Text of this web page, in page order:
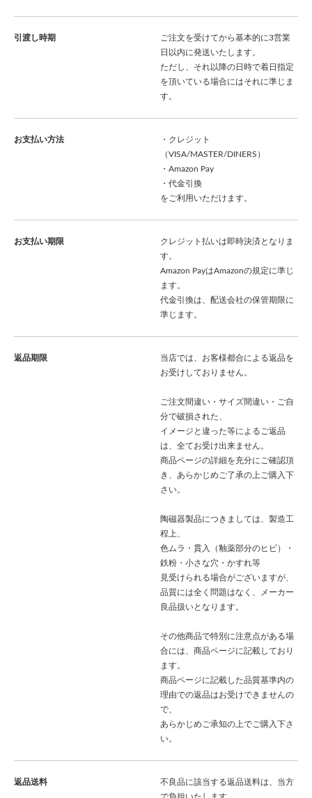
引渡し時期
ご注文を受けてから基本的に3営業
日以内に発送いたします。
ただし、それ以降の日時で着日指定
を頂いている場合にはそれに準じま
す。
お支払い方法
・クレジット
（VISA/MASTER/DINERS）
・Amazon Pay
・代金引換
をご利用いただけます。
お支払い期限
クレジット払いは即時決済となりま
す。
Amazon PayはAmazonの規定に準じ
ます。
代金引換は、配送会社の保管期限に
準じます。
返品期限
当店では、お客様都合による返品を
お受けしておりません。
ご注文間違い・サイズ間違い・ご自
分で破損された、
イメージと違った等によるご返品
は、全てお受け出来ません。
商品ページの詳細を充分にご確認頂
き、あらかじめご了承の上ご購入下
さい。
陶磁器製品につきましては、製造工
程上、
色ムラ・貫入（釉薬部分のヒビ）・
鉄粉・小さな穴・かすれ等
見受けられる場合がございますが、
品質には全く問題はなく、メーカー
良品扱いとなります。
その他商品で特別に注意点がある場
合には、商品ページに記載しており
ます。
商品ページに記載した品質基準内の
理由での返品はお受けできませんの
で、
あらかじめご承知の上でご購入下さ
い。
返品送料
不良品に該当する返品送料は、当方